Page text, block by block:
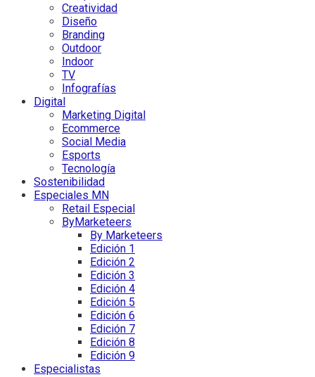
Creatividad
Diseño
Branding
Outdoor
Indoor
TV
Infografías
Digital
Marketing Digital
Ecommerce
Social Media
Esports
Tecnología
Sostenibilidad
Especiales MN
Retail Especial
ByMarketeers
By Marketeers
Edición 1
Edición 2
Edición 3
Edición 4
Edición 5
Edición 6
Edición 7
Edición 8
Edición 9
Especialistas